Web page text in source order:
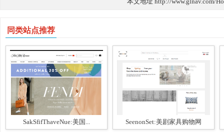
同类站点推荐
SakSfifThaveNue:美国... SeenonSet:美剧家具购物网